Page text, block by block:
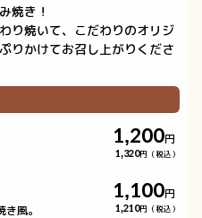
焼き！
り焼いて、こだわりのオリジ
りかけてお召し上がりくださ
1,200円
1,320円（税込）
風。
1,100円
1,210円（税込）